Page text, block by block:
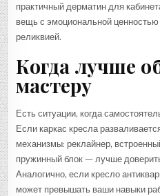
практичный дерматин для
вещь с эмоциональной
реликвией.
Когда лучше
мастеру
Есть ситуации, когда
Если каркас кресла
механизмы: реклайнер,
пружинный блок — лучше
Аналогично, если кресло
может превышать ваши навыки